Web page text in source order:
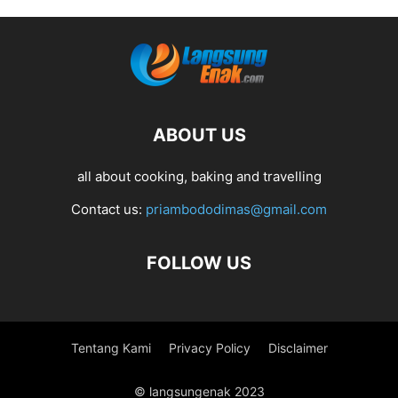
ABOUT US
all about cooking, baking and travelling
Contact us: priambododimas@gmail.com
FOLLOW US
Tentang Kami Privacy Policy Disclaimer
© langsungenak 2023